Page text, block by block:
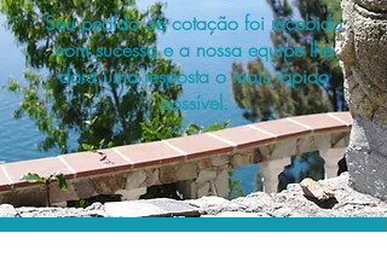
Seu pedido de cotação foi recebido
com sucesso e a nossa equipe lhe
dará uma resposta o mais rápido
possível.